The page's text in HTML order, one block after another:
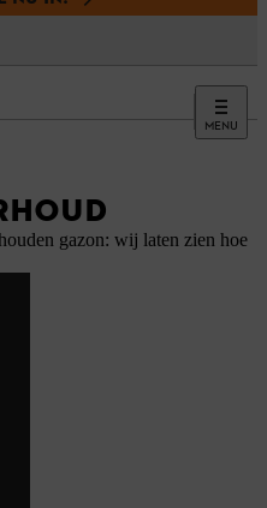
MENU
gazon: wij laten zien hoe